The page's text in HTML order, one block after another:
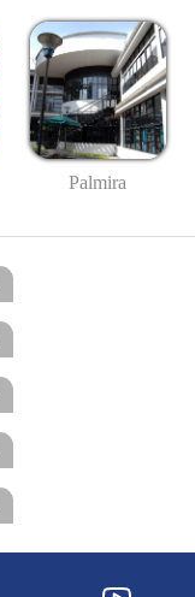
Palmira